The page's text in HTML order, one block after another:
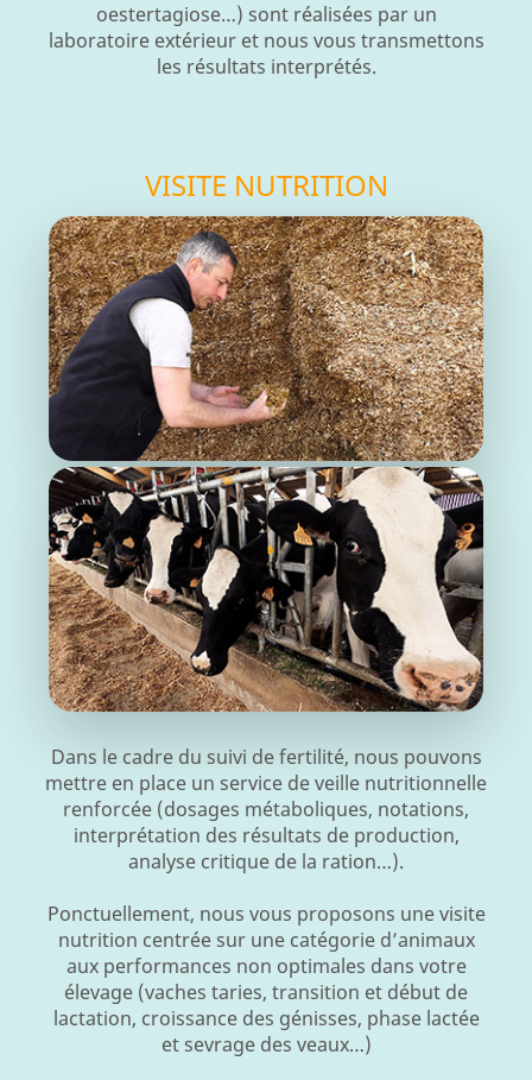
oestertagiose…) sont réalisées par un
laboratoire extérieur et nous vous transmettons
les résultats interprétés.
VISITE NUTRITION
Dans le cadre du suivi de fertilité, nous pouvons
mettre en place un service de veille nutritionnelle
renforcée (dosages métaboliques, notations,
interprétation des résultats de production,
analyse critique de la ration…).
Ponctuellement, nous vous proposons une visite
nutrition centrée sur une catégorie d’animaux
aux performances non optimales dans votre
élevage (vaches taries, transition et début de
lactation, croissance des génisses, phase lactée
et sevrage des veaux…)